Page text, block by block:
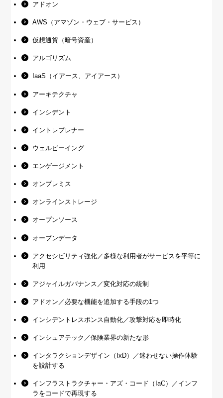
アドオン
AWS（アマゾン・ウェブ・サービス）
仮想通貨（暗号資産）
アルゴリズム
IaaS（イアース、アイアース）
アーキテクチャ
インシデント
イントレプレナー
ウェルビーイング
エンゲージメント
オンプレミス
オンラインストレージ
オープンソース
オープンデータ
アクセシビリティ強化／多様な利用者がサービスを平等に
利用
アジャイルガバナンス／変化対応の統制
アドオン／必要な機能を追加する手段の1つ
インシデントレスポンス自動化／攻撃対応を即時化
インシュアテック／保険業界の新たな形
インタラクションデザイン（IxD）／迷わせない操作体験
を設計する
インフラストラクチャー・アズ・コード（IaC）／インフ
ラをコードで再現する